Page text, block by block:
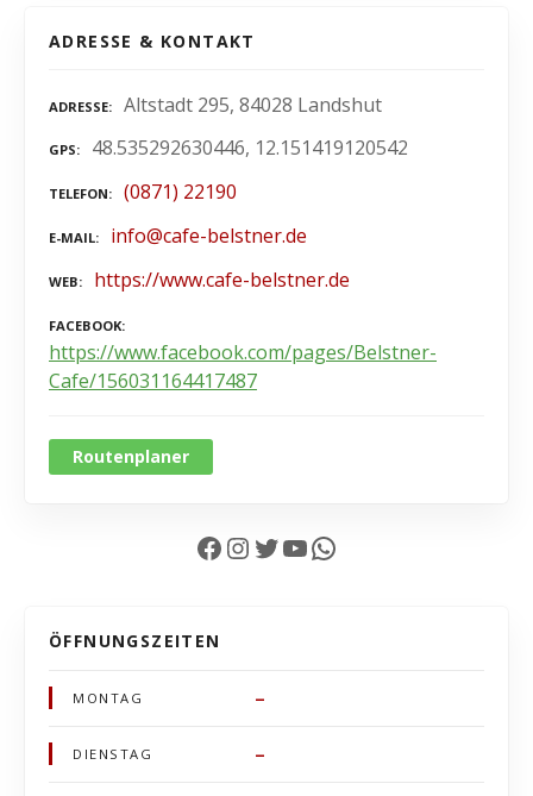
ADRESSE & KONTAKT
ADRESSE Altstadt 295, 84028 Landshut
GPS 48.535292630446, 12.151419120542
TELEFON (0871) 22190
E-MAIL info@cafe-belstner.de
WEB https://www.cafe-belstner.de
FACEBOOK
https://www.facebook.com/pages/Belstner-
Cafe/156031164417487
Routenplaner
Facebook InstagramTwitter YouTube WhatsApp
ÖFFNUNGSZEITEN
MONTAG –
DIENSTAG –